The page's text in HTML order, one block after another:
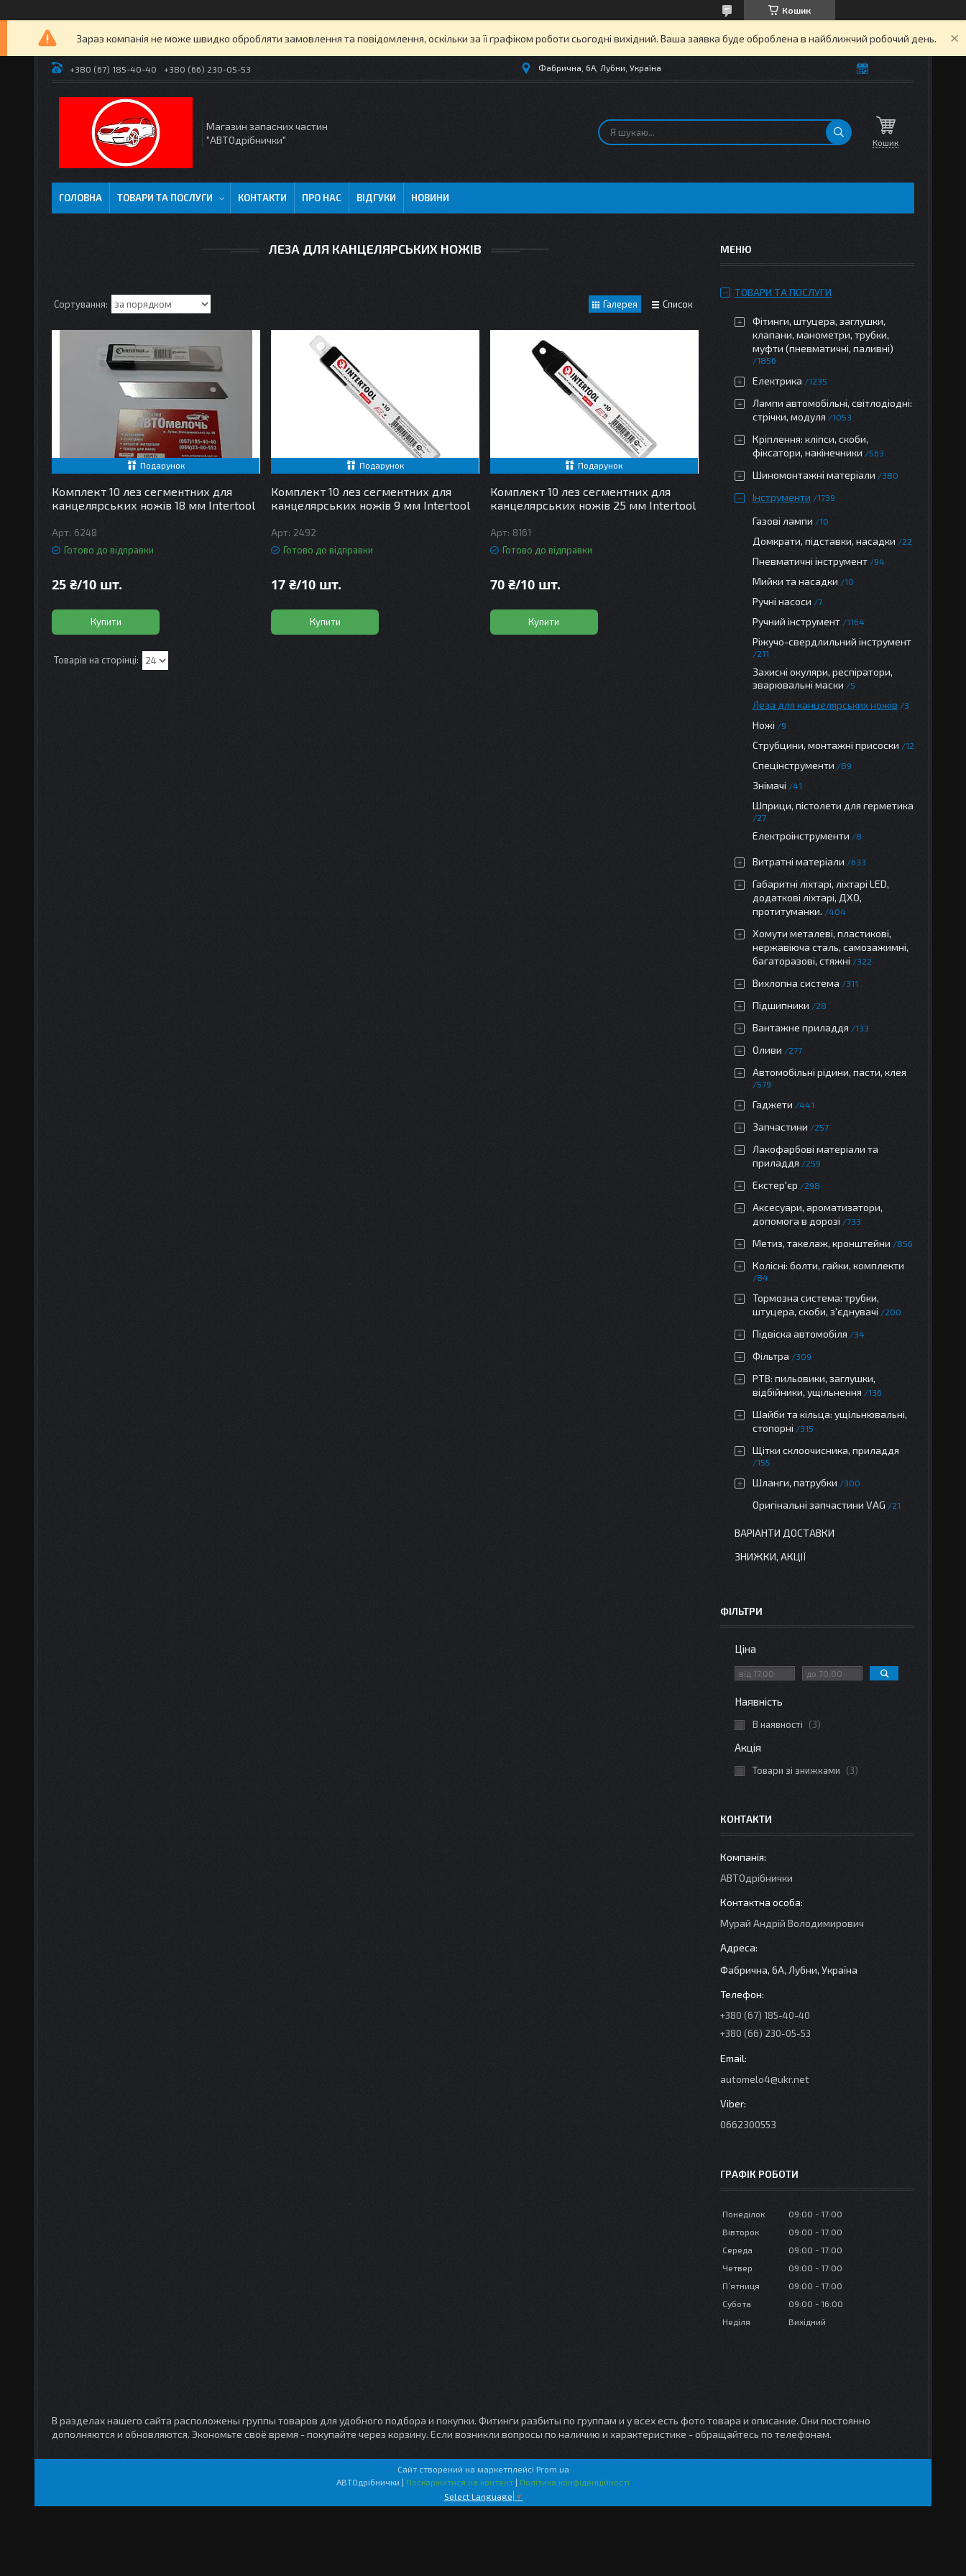
Кошик
Зараз компанія не може швидко обробляти замовлення та повідомлення, оскільки за її графіком роботи сьогодні вихідний. Ваша заявка буде оброблена в найближчий робочий день.
+380 (67) 185-40-40 +380 (66) 230-05-53 Фабрична, 6А, Лубни, Україна
Магазин запасних частин
"АВТОдрібнички"
Кошик
ГОЛОВНА ТОВАРИ ТА ПОСЛУГИ КОНТАКТИ ПРО НАС ВІДГУКИ НОВИНИ
ЛЕЗА ДЛЯ КАНЦЕЛЯРСЬКИХ НОЖІВ
Галерея Список
Подарунок
Комплект 10 лез сегментних для
канцелярських ножів 18 мм Intertool
6248
Готово до відправки
25 ₴/10 шт.
Купити
Подарунок
Комплект 10 лез сегментних для
канцелярських ножів 9 мм Intertool
2492
Готово до відправки
17 ₴/10 шт.
Купити
Подарунок
Комплект 10 лез сегментних для
канцелярських ножів 25 мм Intertool
8161
Готово до відправки
70 ₴/10 шт.
Купити
ТОВАРИ ТА ПОСЛУГИ
Фітинги, штуцера, заглушки,
клапани, манометри, трубки,
муфти (пневматичні, паливні)
1856
Електрика 1235
Лампи автомобільні, світлодіодні:
стрічки, модуля
1053
Кріплення: кліпси, скоби,
фіксатори, накінечники
563
Шиномонтажні матеріали 380
Інструменти 1739
Газові лампи 10
Домкрати, підставки, насадки 22
Пневматичні інструмент 94
Мийки та насадки 10
Ручні насоси 7
Ручний інструмент 1164
Ріжучо-свердлильний інструмент
211
Захисні окуляри, респіратори,
зварювальні маски
5
Леза для канцелярських ножів 3
Ножі 9
Струбцини, монтажні присоски 12
Спецінструменти 89
Знімачі 41
Шприци, пістолети для герметика
27
Електроінструменти 8
Витратні матеріали 633
Габаритні ліхтарі, ліхтарі LED,
додаткові ліхтарі, ДХО,
протитуманки.
404
Хомути металеві, пластикові,
нержавіюча сталь, самозажимні,
багаторазові, стяжні
322
Вихлопна система 311
Підшипники 28
Вантажне приладдя 133
Оливи 277
Автомобільні рідини, пасти, клея
579
Гаджети 441
Запчастини 257
Лакофарбові матеріали та
приладдя
259
Екстер'єр 298
Аксесуари, ароматизатори,
допомога в дорозі
733
Метиз, такелаж, кронштейни 856
Колісні: болти, гайки, комплекти
84
Тормозна система: трубки,
штуцера, скоби, з'єднувачі
200
Підвіска автомобіля 34
Фільтра 309
РТВ: пильовики, заглушки,
відбійники, ущільнення
136
Шайби та кільца: ущільнювальні,
стопорні
315
Щітки склоочисника, приладдя
155
Шланги, патрубки 300
Оригінальні запчастини VAG 21
ВАРІАНТИ ДОСТАВКИ
ЗНИЖКИ, АКЦІЇ
ФІЛЬТРИ
Ціна
Наявність
В наявності 3
Акція
Товари зі знижками 3
КОНТАКТИ
АВТОдрібнички
Мурай Андрій Володимирович
Фабрична, 6А, Лубни, Україна
+380 (67) 185-40-40
+380 (66) 230-05-53
automelo4@ukr.net
0662300553
ГРАФІК РОБОТИ
Понеділок 09:00
17:00
Вівторок
09:00
17:00
Середа
09:00
17:00
Четвер
09:00
17:00
Пʼятниця
09:00
17:00
Субота
09:00
16:00
Неділя
Вихідний
В разделах нашего сайта расположены группы товаров для удобного подбора и покупки. Фитинги разбиты по группам и у всех есть фото товара и описание. Они постоянно
дополняются и обновляются. Экономьте своё время - покупайте через корзину. Если возникли вопросы по наличию и характеристике - обращайтесь по телефонам.
Сайт створений на маркетплейсі Prom.ua
АВТОдрібнички | Поскаржитися на контент | Політика конфіденційності
Select Language ▼